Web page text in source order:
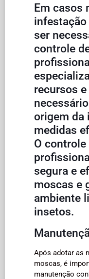
Em casos
ser
controle
recursos
origem da
medidas
O controle
segura e
moscas e
ambiente
insetos.
Após adotar as
moscas, é
manutenção